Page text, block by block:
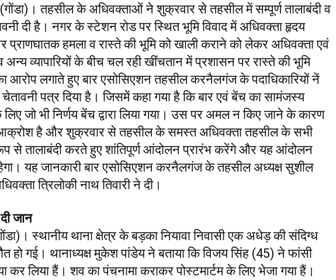
तहसील के अधिवक्ताओं ने शुक्रवार से तहसील में सम्पूर्ण तालाबंदी व
दी है। नगर के स्टेशन रोड पर स्थित भूमि विवाद में अधिवक्ता हृदय
प्राणघातक हमला व रास्ते की भूमि को खाली कराने को लेकर अधिवक्ता एवं
अन्य व्यापारियों के बीच चल रही खींचतान में प्रशासन पर रास्ते की भूमि
आरोप लगाते हुए बार एसोसिएशन तहसील करनैलगंज के पदाधिकारियों नें
पत्र दिया है। जिसमें कहा गया है कि बार एवं बेंच का सामंजस्य
जो भी निर्णय बेंच द्वारा लिया गया। उस पर अमल न किए जाने के कारण
है और शुक्रवार से तहसील के समस्त अधिवक्ता तहसील के सभी
से तालाबंदी करते हुए शांतिपूर्ण आंदोलन प्रारंभ करेंगे और यह आंदोलन
यह जानकारी बार एसोसिएशन करनैलगंज के तहसील अध्यक्ष सुशील
त्रिलोकी नाथ तिवारी ने दी।
जान
स्थानीय थाना क्षेत्र के बड़का नियावा निवासी एक अधेड़ की संदिग्ध
हो गई। थानाध्यक्ष मुकेश पांडेय ने बताया कि विजय सिंह (45) ने फांसी
कर लिया हैं। शव का पंचनामा कराकर पोस्टमार्टम के लिए भेजा गया हैं।